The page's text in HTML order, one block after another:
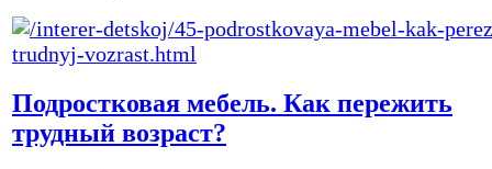
Подростковая мебель. Как пережить
трудный возраст?